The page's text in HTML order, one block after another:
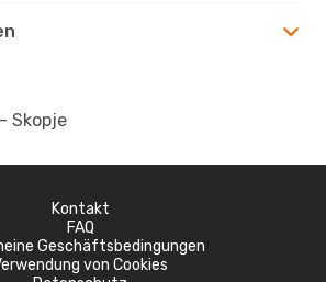
Skopje
Kontakt
FAQ
Geschäftsbedingungen
von Cookies